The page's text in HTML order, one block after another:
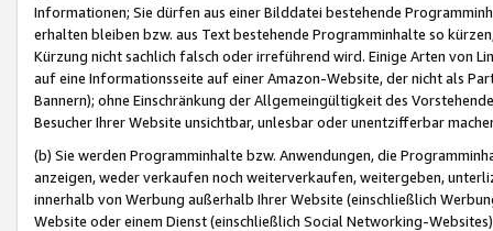
Informationen; Sie dürfen aus einer Bilddatei bestehende
erhalten bleiben bzw. aus Text bestehende Programminhalte so
Kürzung nicht sachlich falsch oder irreführend wird. Einige Arten von
auf eine Informationsseite auf einer Amazon-Website, der nicht als
Bannern); ohne Einschränkung der Allgemeingültigkeit des
Besucher Ihrer Website unsichtbar, unlesbar oder unentzifferbar
(b) Sie werden Programminhalte bzw. Anwendungen, die
anzeigen, weder verkaufen noch weiterverkaufen, weitergeben,
innerhalb von Werbung außerhalb Ihrer Website (einschließlich
Website oder einem Dienst (einschließlich Social Networking-